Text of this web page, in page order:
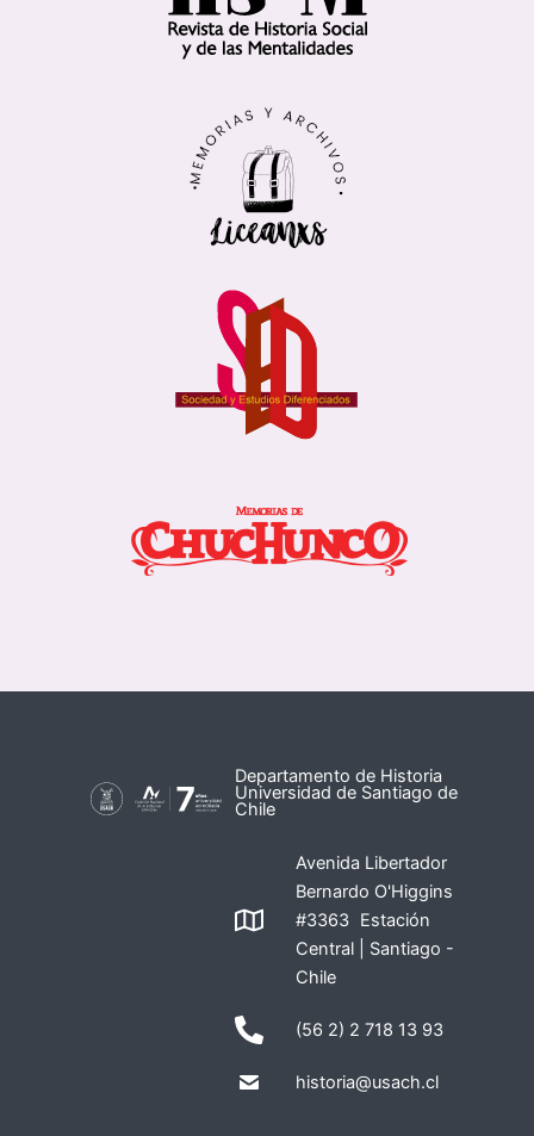
Departamento de Historia
Universidad de Santiago de
Chile
Avenida Libertador
Bernardo O'Higgins
#3363 Estación
Central | Santiago -
Chile
(56 2) 2 718 13 93
historia@usach.cl